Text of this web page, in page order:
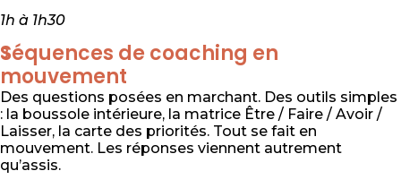
1h à 1h30
3
Séquences de coaching en
mouvement
Des questions posées en marchant. Des outils simples
: la boussole intérieure, la matrice Être / Faire / Avoir /
Laisser, la carte des priorités. Tout se fait en
mouvement. Les réponses viennent autrement
qu’assis.